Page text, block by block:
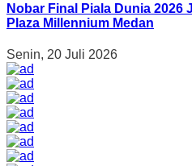
Nobar Final Piala Dunia 2026
Plaza Millennium Medan
Senin, 20 Juli 2026